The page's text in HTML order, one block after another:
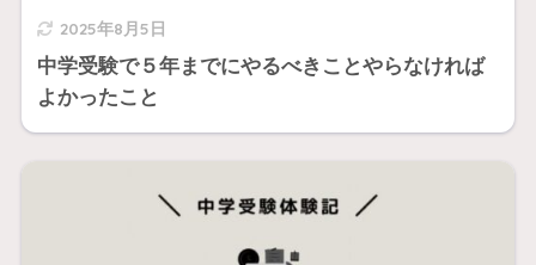
2025年8月5日
中学受験で５年までにやるべきことやらなければ
よかったこと